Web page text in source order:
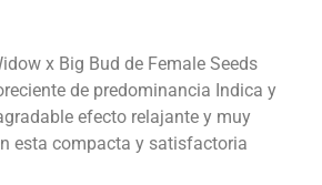
x Big Bud de Female Seeds
de predominancia Indica y
efecto relajante y muy
esta compacta y satisfactoria